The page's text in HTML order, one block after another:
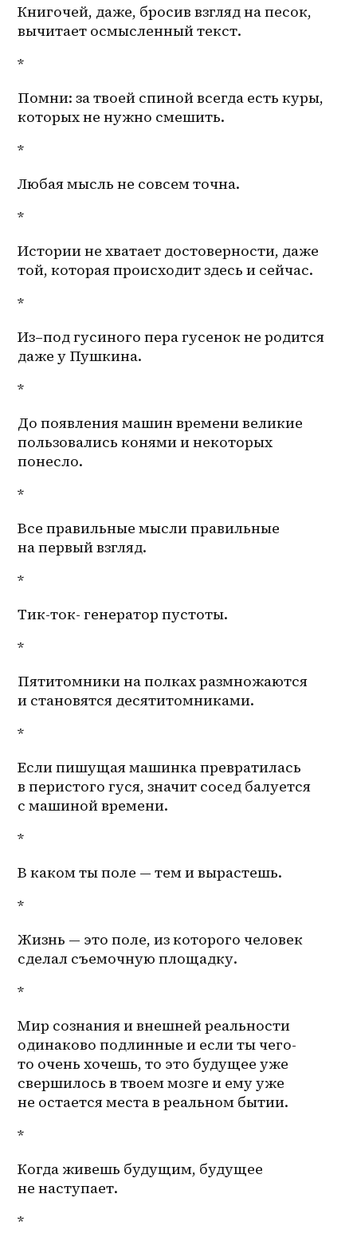
Книгочей, даже, бросив взгляд на песок,
вычитает осмысленный текст.
*
Помни: за твоей спиной всегда есть куры,
которых не нужно смешить.
*
Любая мысль не совсем точна.
*
Истории не хватает достоверности, даже
той, которая происходит здесь и сейчас.
*
Из–под гусиного пера гусенок не родится
даже у Пушкина.
*
До появления машин времени великие
пользовались конями и некоторых
понесло.
*
Все правильные мысли правильные
на первый взгляд.
*
Тик-ток- генератор пустоты.
*
Пятитомники на полках размножаются
и становятся десятитомниками.
*
Если пишущая машинка превратилась
в перистого гуся, значит сосед балуется
с машиной времени.
*
В каком ты поле — тем и вырастешь.
*
Жизнь — это поле, из которого человек
сделал съемочную площадку.
*
Мир сознания и внешней реальности
одинаково подлинные и если ты чего-
то очень хочешь, то это будущее уже
свершилось в твоем мозге и ему уже
не остается места в реальном бытии.
*
Когда живешь будущим, будущее
не наступает.
*